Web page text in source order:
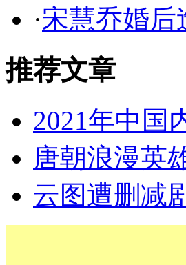
·宋慧乔婚后
推荐文章
2021年中国
唐朝浪漫英
云图遭删减